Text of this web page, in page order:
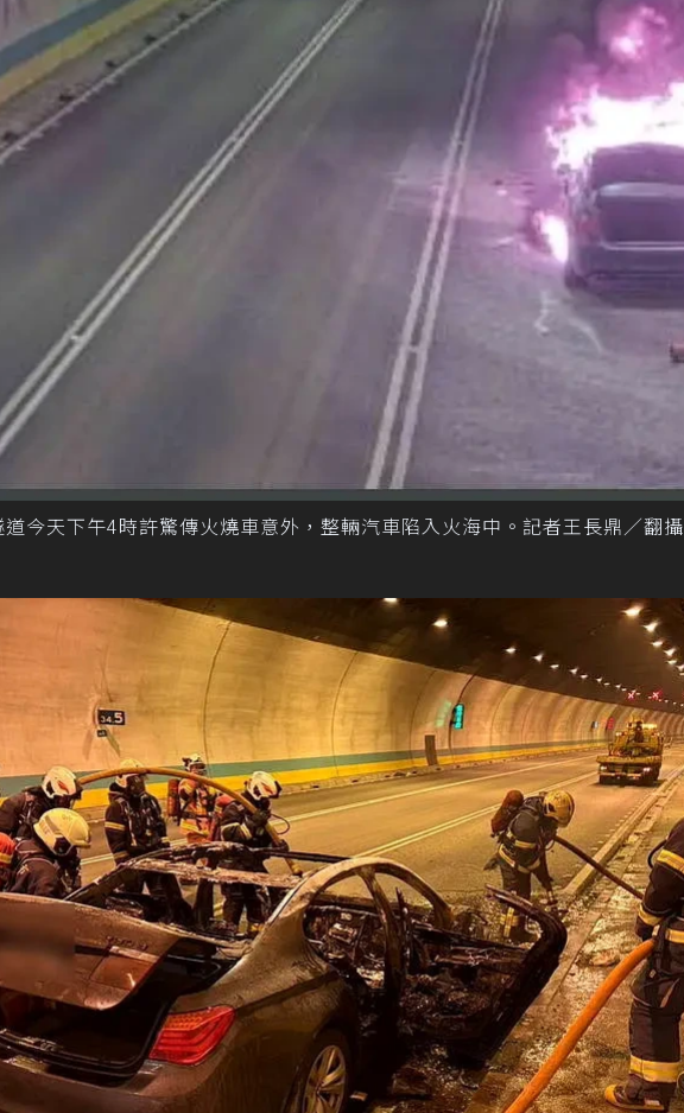
今天下午4時許驚傳火燒車意外，整輛汽車陷入火海中。記者王長鼎／翻攝